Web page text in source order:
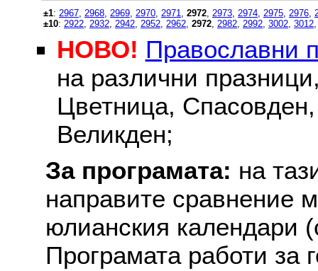
±1: 2967 2968 2969 2970 2971 2972 2973 2974 2975 2976
±10: 2922 2932 2942 2952 2962 2972 2982 2992 3002 3012
НОВО! Православни
на различни
Цветница, Спасовден,
Великден;
За програмата: на
направите сравнение
юлианския календари
Програмата работи за